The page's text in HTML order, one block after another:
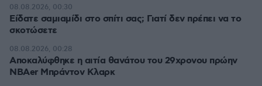
Είδατε σαμιαμίδι στο σπίτι σας; Γιατί δεν πρέπει να το
σκοτώσετε
08.08.2026, 00:30
Αποκαλύφθηκε η αιτία θανάτου του 29χρονου πρώην
NBAer Μπράντον Κλαρκ
08.08.2026, 00:28